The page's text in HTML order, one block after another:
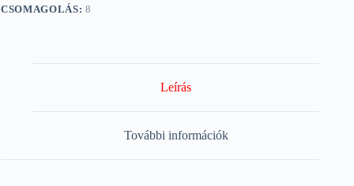
CSOMAGOLÁS: 8
Leírás
További információk